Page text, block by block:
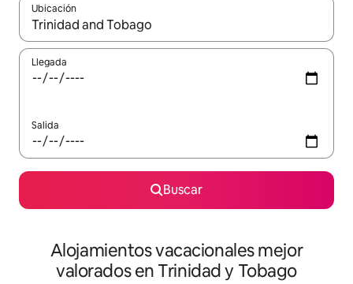
Ubicación
Cuando los resultados estén disponibles, navega con las
Llegada
Salida
Buscar
Alojamientos vacacionales mejor
valorados en Trinidad y Tobago